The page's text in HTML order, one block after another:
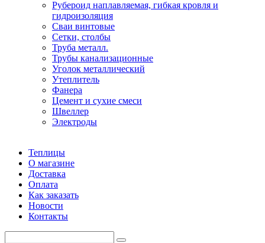
Рубероид наплавляемая, гибкая кровля и
гидроизоляция
Сваи винтовые
Сетки, столбы
Труба металл.
Трубы канализационные
Уголок металлический
Утеплитель
Фанера
Цемент и сухие смеси
Швеллер
Электроды
Теплицы
О магазине
Доставка
Оплата
Как заказать
Новости
Контакты